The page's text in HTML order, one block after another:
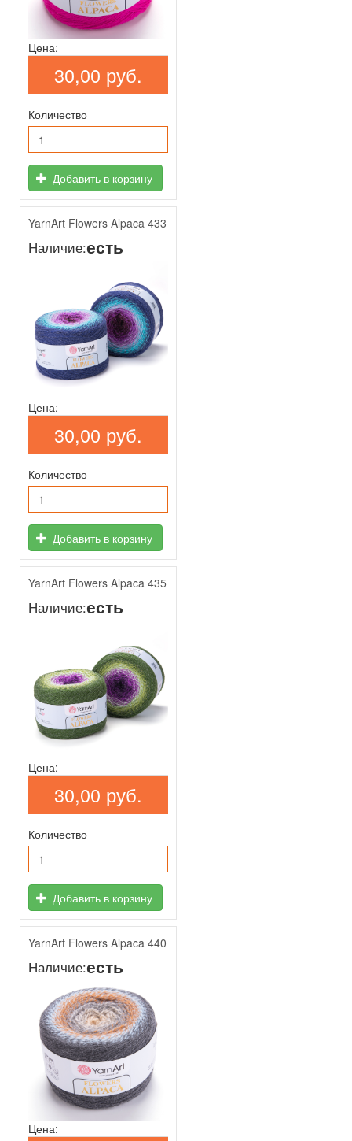
Цена:
30,00 руб.
Количество
Добавить в корзину
YarnArt Flowers Alpaca 433
Наличие:есть
Цена:
30,00 руб.
Количество
Добавить в корзину
YarnArt Flowers Alpaca 435
Наличие:есть
Цена:
30,00 руб.
Количество
Добавить в корзину
YarnArt Flowers Alpaca 440
Наличие:есть
Цена: